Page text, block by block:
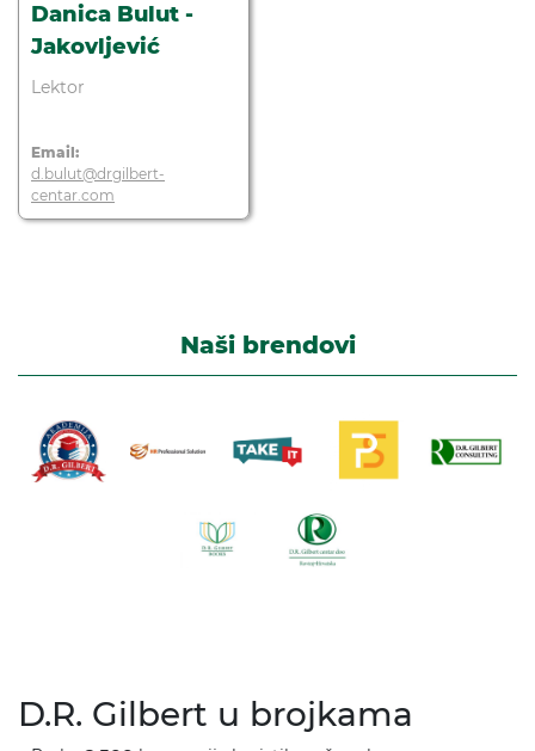
Danica Bulut -
Jakovljević
Lektor
Email:
d.bulut@drgilbert-
centar.com
Naši brendovi
D.R. Gilbert u brojkama